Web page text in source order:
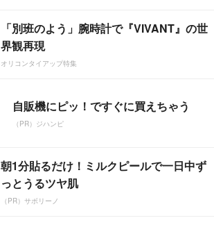
「別班のよう」腕時計で『VIVANT』の世
界観再現
オリコンタイアップ特集
自販機にピッ！ですぐに買えちゃう
（PR）ジハンピ
朝1分貼るだけ！ミルクピールで一日中ず
っとうるツヤ肌
（PR）サボリーノ